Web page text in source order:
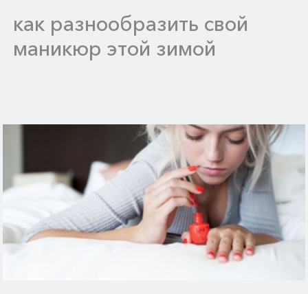
как разнообразить свой
маникюр этой зимой